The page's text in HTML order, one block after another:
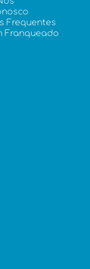
Frequentes
Franqueado